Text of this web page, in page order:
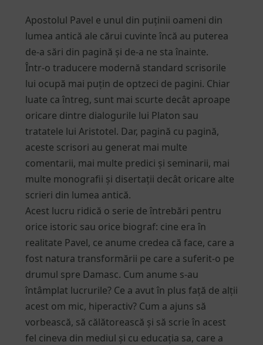
Apostolul Pavel e unul din puținii oameni din
lumea antică ale cărui cuvinte încă au puterea
de-a sări din pagină și de-a ne sta înainte.
Într-o traducere modernă standard scrisorile
lui ocupă mai puțin de optzeci de pagini. Chiar
luate ca întreg, sunt mai scurte decât aproape
oricare dintre dialogurile lui Platon sau
tratatele lui Aristotel. Dar, pagină cu pagină,
aceste scrisori au generat mai multe
comentarii, mai multe predici și seminarii, mai
multe monografii și disertații decât oricare alte
scrieri din lumea antică.
Acest lucru ridică o serie de întrebări pentru
orice istoric sau orice biograf: cine era în
realitate Pavel, ce anume credea că face, care a
fost natura transformării pe care a suferit-o pe
drumul spre Damasc. Cum anume s-au
întâmplat lucrurile? Ce a avut în plus față de alții
acest om mic, hiperactiv? Cum a ajuns să
vorbească, să călătorească și să scrie în acest
fel cineva din mediul și cu educația sa, care a